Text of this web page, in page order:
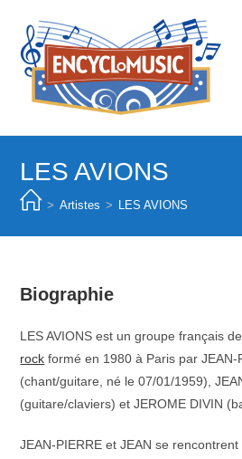
content
LES AVIONS
> Artistes > LES AVIONS
Biographie
LES AVIONS est un groupe français
rock formé en 1980 à Paris par JEAN-
(chant/guitare, né le 07/01/1959),
(guitare/claviers) et JEROME DIVIN
JEAN-PIERRE et JEAN se